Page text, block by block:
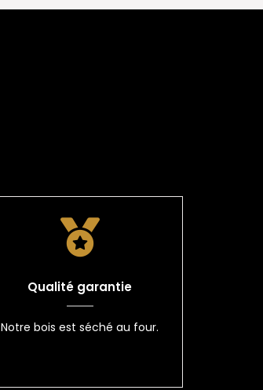
Qualité garantie
Notre bois est séché au four.